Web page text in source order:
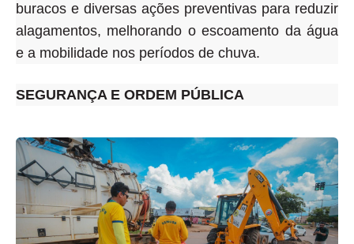
buracos e diversas ações preventivas para reduzir
alagamentos, melhorando o escoamento da água
e a mobilidade nos períodos de chuva.
SEGURANÇA E ORDEM PÚBLICA